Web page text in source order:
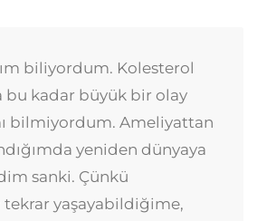
biliyordum. Kolesterol
bu kadar büyük bir olay
bilmiyordum. Ameliyattan
yeniden dünyaya
sanki. Çünkü
tekrar yaşayabildiğime,